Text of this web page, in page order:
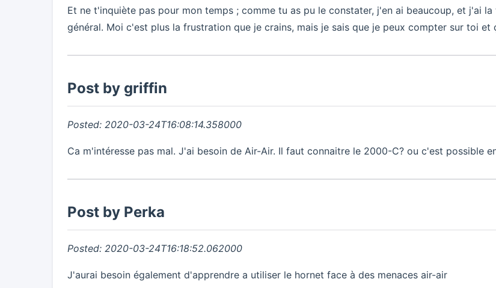
Et ne t'inquiète pas pour mon temps ; comme tu as pu le constater, j'en ai beaucoup, et j'ai
général. Moi c'est plus la frustration que je crains, mais je sais que je peux compter sur toi et
Post by griffin
Posted: 2020-03-24T16:08:14.358000
Ca m'intéresse pas mal. J'ai besoin de Air-Air. Il faut connaitre le 2000-C? ou c'est possible
Post by Perka
Posted: 2020-03-24T16:18:52.062000
J'aurai besoin également d'apprendre a utiliser le hornet face à des menaces air-air